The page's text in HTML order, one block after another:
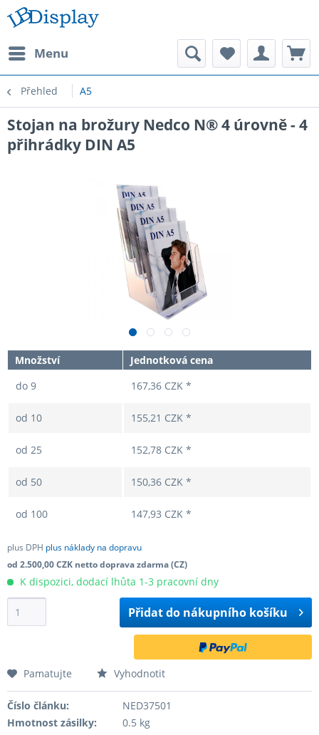
Menu
Přehled A5
Stojan na brožury Nedco N® 4 úrovně - 4
přihrádky DIN A5
Množství
Jednotková cena
do 9 167,36 CZK *
od 10 155,21 CZK *
od 25 152,78 CZK *
od 50 150,36 CZK *
od 100 147,93 CZK *
plus DPH plus náklady na dopravu
od 2.500,00 CZK netto doprava zdarma (CZ)
K dispozici, dodací lhůta 1-3 pracovní dny
Přidat do nákupního košíku
Pamatujte Vyhodnotit
Číslo článku:
NED37501
Hmotnost zásilky:
0.5 kg